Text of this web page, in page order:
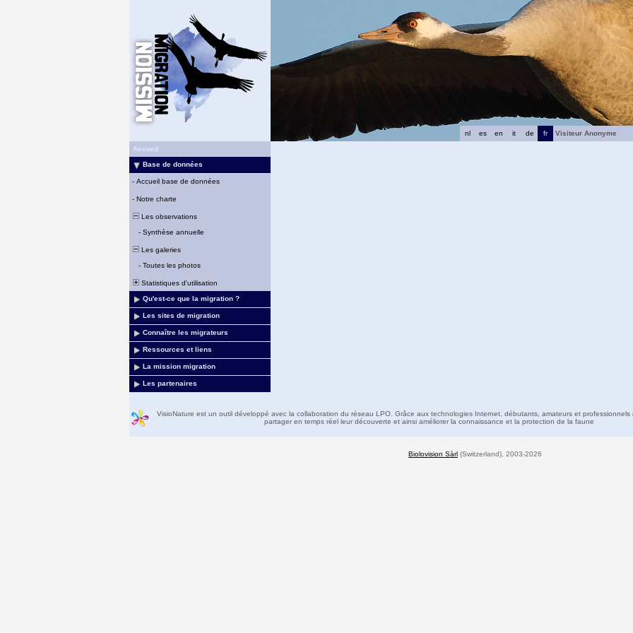
fr
de
it
en
es
nl
Visiteur Anonyme
Accueil
Base de données
- Accueil base de données
- Notre charte
Les observations
- Synthèse annuelle
Les galeries
- Toutes les photos
Statistiques d'utilisation
Qu'est-ce que la migration ?
Les sites de migration
Connaître les migrateurs
Ressources et liens
La mission migration
Les partenaires
VisioNature est un outil développé avec la collaboration du réseau LPO. Grâce aux technologies Internet, débutants, amateurs et professionnels
partager en temps réel leur découverte et ainsi améliorer la connaissance et la protection de la faune
Biolovision Sàrl (Switzerland), 2003-2026